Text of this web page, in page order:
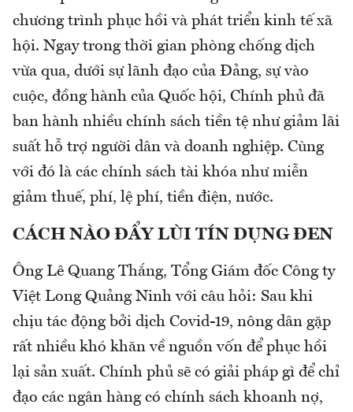
chương trình phục hồi và phát triển kinh tế xã
hội. Ngay trong thời gian phòng chống dịch
vừa qua, dưới sự lãnh đạo của Đảng, sự vào
cuộc, đồng hành của Quốc hội, Chính phủ đã
ban hành nhiều chính sách tiền tệ như giảm lãi
suất hỗ trợ người dân và doanh nghiệp. Cùng
với đó là các chính sách tài khóa như miễn
giảm thuế, phí, lệ phí, tiền điện, nước.
CÁCH NÀO ĐẨY LÙI TÍN DỤNG ĐEN
Ông Lê Quang Thắng, Tổng Giám đốc Công ty
Việt Long Quảng Ninh với câu hỏi: Sau khi
chịu tác động bởi dịch Covid-19, nông dân gặp
rất nhiều khó khăn về nguồn vốn để phục hồi
lại sản xuất. Chính phủ sẽ có giải pháp gì để chỉ
đạo các ngân hàng có chính sách khoanh nợ,